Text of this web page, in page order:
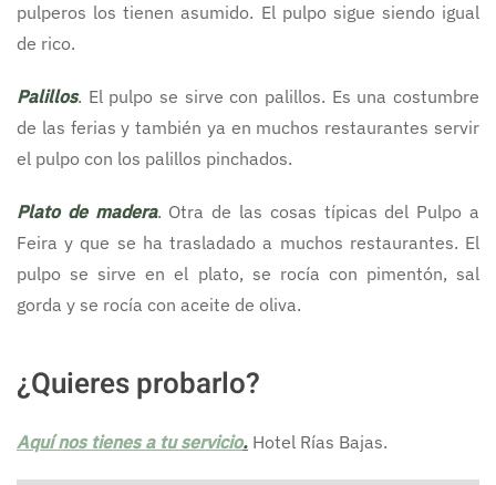
pulperos los tienen asumido. El pulpo sigue siendo igual
de rico.
Palillos. El pulpo se sirve con palillos. Es una costumbre
de las ferias y también ya en muchos restaurantes servir
el pulpo con los palillos pinchados.
Plato de madera. Otra de las cosas típicas del Pulpo a
Feira y que se ha trasladado a muchos restaurantes. El
pulpo se sirve en el plato, se rocía con pimentón, sal
gorda y se rocía con aceite de oliva.
¿Quieres probarlo?
Aquí nos tienes a tu servicio. Hotel Rías Bajas.